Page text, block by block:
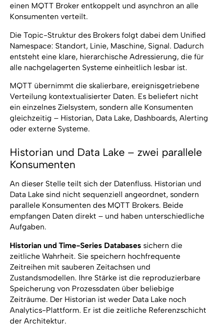
einen MQTT Broker entkoppelt und asynchron an alle
Konsumenten verteilt.
Die Topic-Struktur des Brokers folgt dabei dem Unified
Namespace: Standort, Linie, Maschine, Signal. Dadurch
entsteht eine klare, hierarchische Adressierung, die für
alle nachgelagerten Systeme einheitlich lesbar ist.
MQTT übernimmt die skalierbare, ereignisgetriebene
Verteilung kontextualisierter Daten. Es beliefert nicht
ein einzelnes Zielsystem, sondern alle Konsumenten
gleichzeitig – Historian, Data Lake, Dashboards, Alerting
oder externe Systeme.
Historian und Data Lake – zwei parallele
Konsumenten
An dieser Stelle teilt sich der Datenfluss. Historian und
Data Lake sind nicht sequenziell angeordnet, sondern
parallele Konsumenten des MQTT Brokers. Beide
empfangen Daten direkt – und haben unterschiedliche
Aufgaben.
Historian und Time-Series Databases sichern die
zeitliche Wahrheit. Sie speichern hochfrequente
Zeitreihen mit sauberen Zeitachsen und
Zustandsmodellen. Ihre Stärke ist die reproduzierbare
Speicherung von Prozessdaten über beliebige
Zeiträume. Der Historian ist weder Data Lake noch
Analytics-Plattform. Er ist die zeitliche Referenzschicht
der Architektur.